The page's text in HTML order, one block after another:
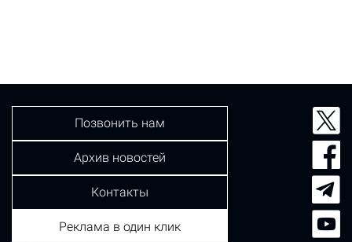
Позвонить нам
Архив новостей
Контакты
Реклама в один клик